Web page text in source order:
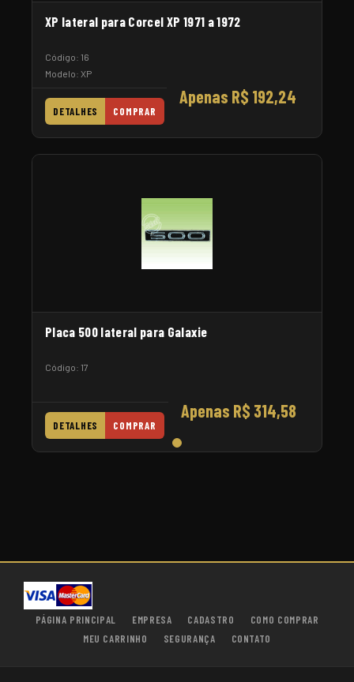
XP lateral para Corcel XP 1971 a 1972
Código: 16
Modelo: XP
Apenas R$ 192,24
DETALHES COMPRAR
Placa 500 lateral para Galaxie
Código: 17
Apenas R$ 314,58
DETALHES COMPRAR
PÁGINA PRINCIPAL EMPRESA CADASTRO
COMO COMPRAR
MEU CARRINHO
SEGURANÇA CONTATO